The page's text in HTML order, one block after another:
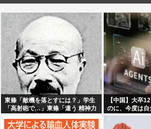
東條「敵機を落とすには？」学生
「高射砲で…」東條「違う 精神力
【中国】大卒
のに、今度は
仕事を奪われ
「人間蒸留」